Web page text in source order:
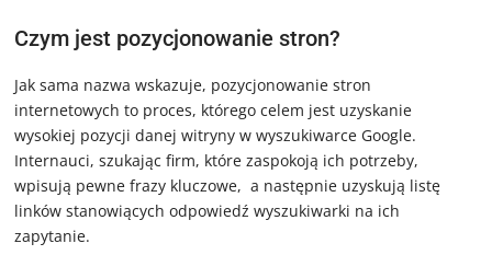
Czym jest pozycjonowanie stron?
Jak sama nazwa wskazuje, pozycjonowanie stron
internetowych to proces, którego celem jest uzyskanie
wysokiej pozycji danej witryny w wyszukiwarce Google.
Internauci, szukając firm, które zaspokoją ich potrzeby,
wpisują pewne frazy kluczowe, a następnie uzyskują listę
linków stanowiących odpowiedź wyszukiwarki na ich
zapytanie.